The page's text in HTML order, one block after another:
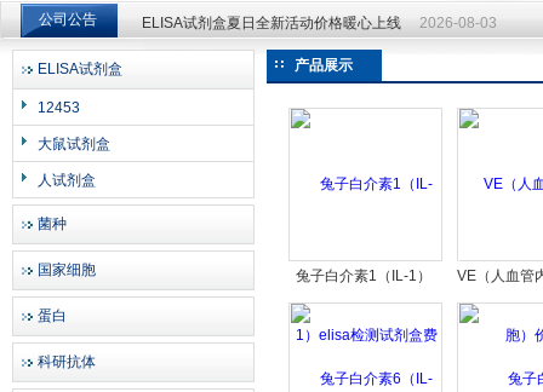
上海邦景实业有限公司
公司公告 ELISA试剂盒夏日全新活动价格暖心上线 2026-08-03
ELISA试剂盒夏日全新活动价格暖心上线
ELISA试剂盒
12453
大鼠试剂盒
人试剂盒
菌种
国家细胞
蛋白
科研抗体
产品展示
兔子白介素1（IL-1）
elisa检测试剂盒费用
VE（人血管
价